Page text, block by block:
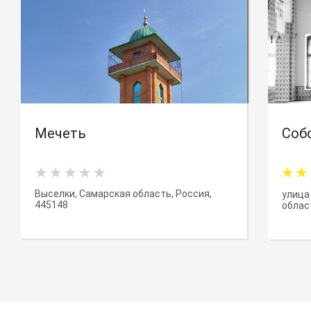
Мечеть
Выселки, Самарская область, Россия,
445148